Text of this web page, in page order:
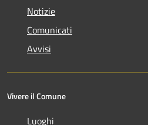
Notizie
Comunicati
Avvisi
Vivere il Comune
Luoghi